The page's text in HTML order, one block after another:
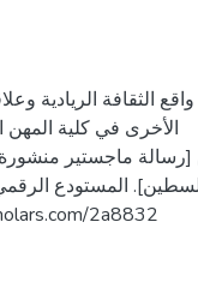
نور خالد. (2019). واقع الثقافة
الأخرى في كلية المهن
[رسالة ماجستير
المستودع
2a8832